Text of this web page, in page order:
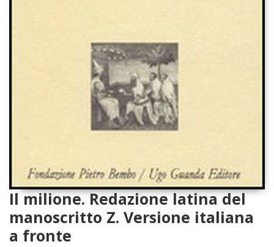
Il milione. Redazione latina del
manoscritto Z. Versione italiana
a fronte